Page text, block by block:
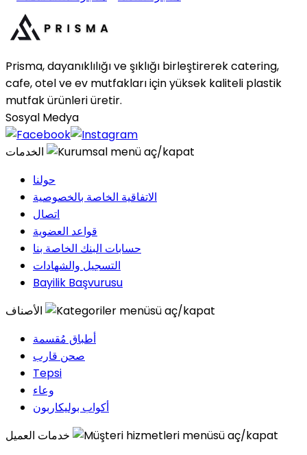
Prisma, dayanıklılığı ve şıklığı birleştirerek catering,
cafe, otel ve ev mutfakları için yüksek kaliteli plastik
mutfak ürünleri üretir.
Sosyal Medya
حولنا
الاتفاقية الخاصة بالخصوصية
اتصال
قواعد العضوية
حسابات البنك الخاصة بنا
التسجيل والشهادات
Bayilik Başvurusu
أطباق مُقسمة
صحن قارب
Tepsi
وعاء
أكواب بوليكاربون